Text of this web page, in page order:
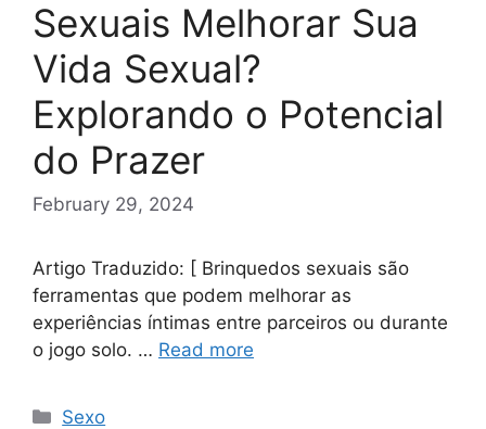
Sexuais Melhorar Sua
Vida Sexual?
Explorando o Potencial
do Prazer
February 29, 2024
Artigo Traduzido: [ Brinquedos sexuais são
ferramentas que podem melhorar as
experiências íntimas entre parceiros ou durante
o jogo solo. … Read more
Categories
Sexo